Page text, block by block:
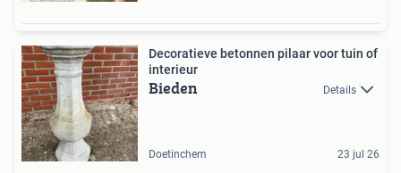
Decoratieve betonnen pilaar voor tuin of
interieur
Bieden Details
Doetinchem 23 jul 26